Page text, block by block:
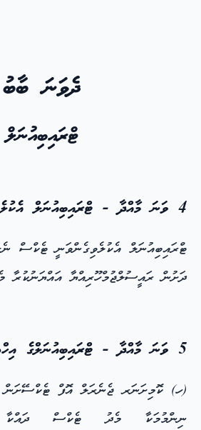
ދެވަނަ ބާބު
ޓްރައިބިއުނަލް
4 ވަނަ މާއްދާ - ޓްރައިބިއުނަލް އެކުލެވިގެންވާ ގޮތް
ޓްރައިބިއުނަލް އެކުލެވިގެންވަނީ ޓެކްސް
ދަށުން ރައީސުލްޖުމްހޫރިއްޔާ އައްޔަނުކުރާ
5 ވަނަ މާއްދާ - ޓްރައިބިއުނަލްގެ އިހްތިސާސް
(ހ) ކޮމިށަނަރ ޖެނެރަލް އޮފް
ނިންމުމަކާ މެދު ޓެކްސް ދައްކާ